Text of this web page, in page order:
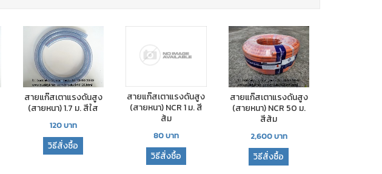
สายแก๊สเตาแรงดันสูง
(สายหนา) 1.7 ม. สีใส
120บาท
วิธีสั่งซื้อ
สายแก๊สเตาแรงดันสูง
(สายหนา) NCR 1 ม. สี
ส้ม
80บาท
วิธีสั่งซื้อ
สายแก๊สเตาแรงดันสูง
(สายหนา) NCR 50 ม.
สีส้ม
2,600บาท
วิธีสั่งซื้อ